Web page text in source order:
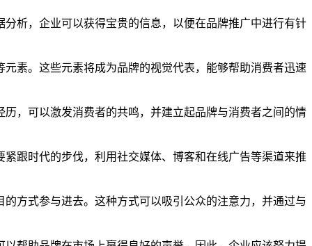
析，企业可以获得宝贵的信息，以便在品牌推广中进行有针
素。这些元素将成为品牌的视觉代表，能够帮助消费者迅速
，可以激发消费者的共鸣，并建立起品牌与消费者之间的情
跟时代的步伐，利用社交媒体、博客和在线广告等渠道来推
方式参与进去。这种方式可以吸引公众的注意力，并通过与